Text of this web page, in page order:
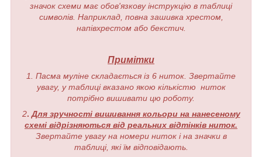
значок схеми має обов'язкову інструкцію в таблиці
символів. Наприклад, повна зашивка хрестом,
напівхрестом або бекстич.
Примітки
1. Пасма муліне складається із 6 ниток. Звертайте
увагу, у таблиці вказано якою кількістю ниток
потрібно вишивати цю роботу.
2. Для зручності вишивання кольори на нанесеному
схемі відрізняються від реальних відтінків ниток.
Звертайте увагу на номери ниток і на значки в
таблиці, які їм відповідають.